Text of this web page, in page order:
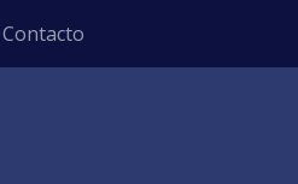
Contacto